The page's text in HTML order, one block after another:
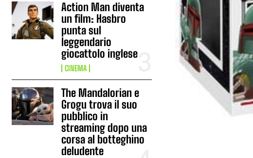
Action Man diventa
un film: Hasbro
punta sul
leggendario
giocattolo inglese
CINEMA
The Mandalorian e
Grogu trova il suo
pubblico in
streaming dopo una
corsa al botteghino
deludente